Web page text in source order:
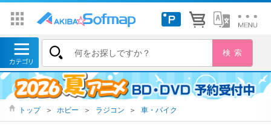
トップ ＞ ホビー ＞ ラジコン ＞ 車・バイク